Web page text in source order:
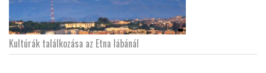
Kultúrák találkozása az Etna lábánál